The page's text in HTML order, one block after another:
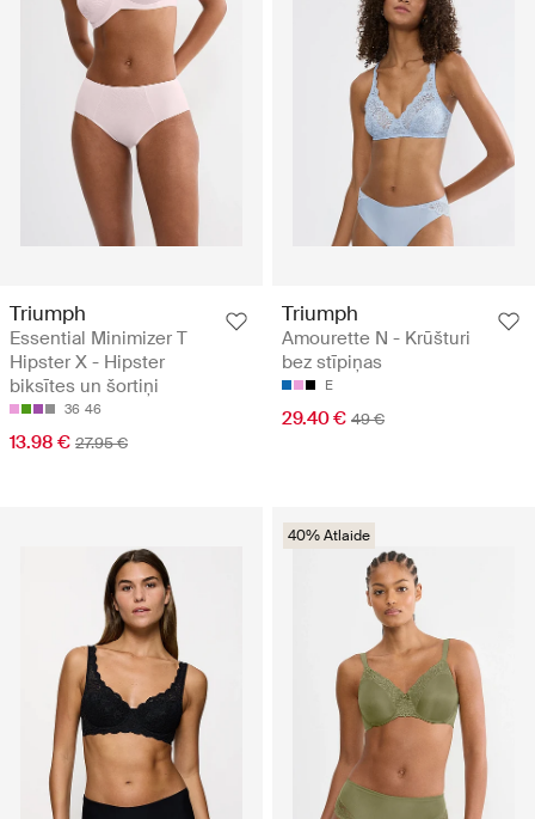
Triumph
Essential Minimizer T
Hipster X - Hipster
biksītes un šortiņi
36 46
13.98 € 27.95 €
Triumph
Amourette N - Krūšturi
bez stīpiņas
E
29.40 € 49 €
40% Atlaide